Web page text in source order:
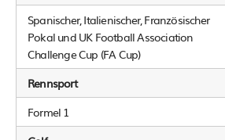
Spanischer, Italienischer, Französischer
Pokal und UK Football Association
Challenge Cup (FA Cup)
Rennsport
Formel 1